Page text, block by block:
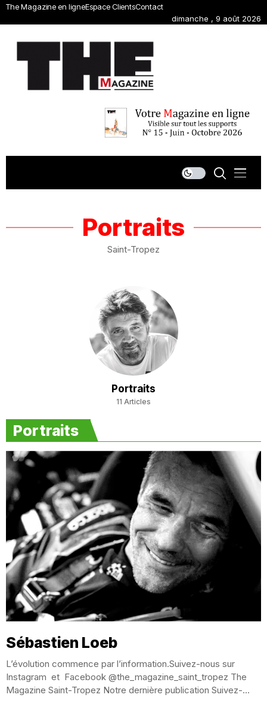
The Magazine en ligneEspace ClientsContact
dimanche , 9 août 2026
Portraits
Saint-Tropez
Portraits
11 Articles
Portraits
Sébastien Loeb
L’évolution commence par l’information.Suivez-nous sur
Instagram et Facebook @the_magazine_saint_tropez The
Magazine Saint-Tropez Notre dernière publication Suivez-